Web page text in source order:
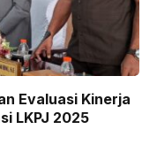
Evaluasi Kinerja
LKPJ 2025